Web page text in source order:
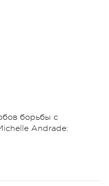
борьбы с
Andrade: